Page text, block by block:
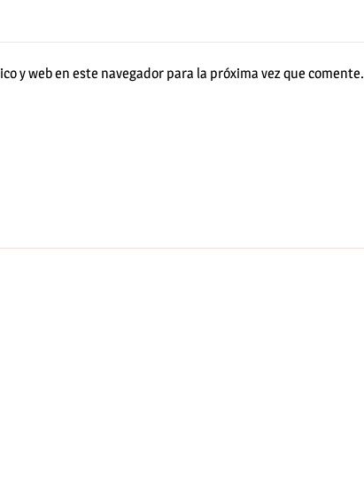
y web en este navegador para la próxima vez que comente.